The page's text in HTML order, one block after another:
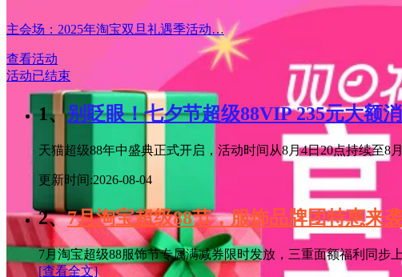
主会场：2025年淘宝双旦礼遇季活动…
查看活动
活动已结束
1、别眨眼！七夕节超级88VIP 235元大额
天猫超级88年中盛典正式开启，活动时间从8月4日20点持续至
更新时间:2026-08-04
2、7月淘宝超级88节，服饰品牌团特惠来
7月淘宝超级88服饰节专属满减券限时发放，三重面额福利同
[查看全文]